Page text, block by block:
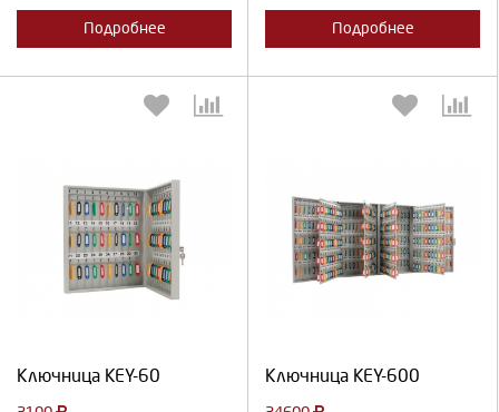
Подробнее Подробнее
Ключница KEY-60
Выберите количество:
Ключница KEY-600
Выберите количество: